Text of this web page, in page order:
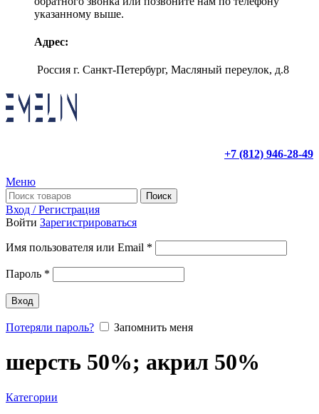
указанному выше.
Адрес:
Россия г. Санкт-Петербург, Масляный переулок, д.8
+7 (812) 946-28-49
Меню
Поиск
Вход / Регистрация
Войти Зарегистрироваться
Имя пользователя или Email *
Пароль *
Вход
Потеряли пароль? Запомнить меня
шерсть 50%; акрил 50%
Категории